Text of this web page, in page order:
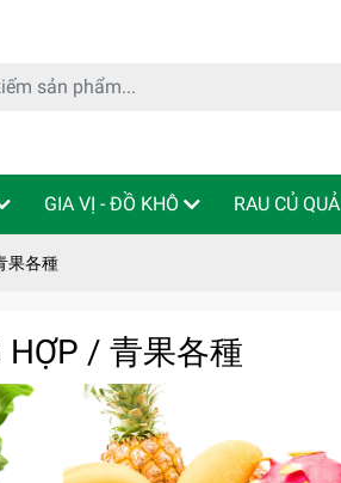
GIA VỊ - ĐỒ KHÔ RAU CỦ QUẢ
果各種
HỢP / 青果各種